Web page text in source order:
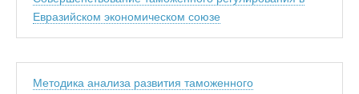
Евразийском экономическом союзе
Методика анализа развития таможенного